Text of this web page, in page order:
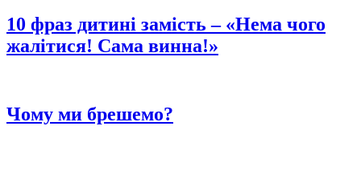
10 фраз дитині замість – «Нема чого
жалітися! Сама винна!»
Чому ми брешемо?